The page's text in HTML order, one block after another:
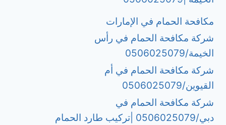
مكافحة الحمام في الإمارات
شركة مكافحة الحمام في رأس
الخيمة/0506025079
شركة مكافحة الحمام في أم
القيوين/0506025079
شركة مكافحة الحمام في
دبي/0506025079 |تركيب طارد الحمام